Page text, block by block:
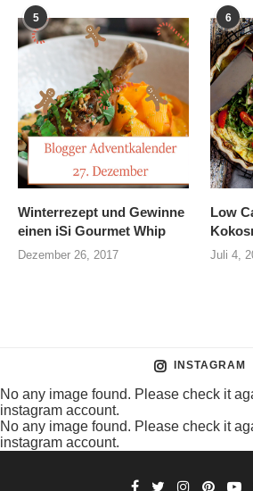
5
Winterrezept und Gewinne
einen iSi Gourmet Whip
Dezember 26, 2017
6
Low
Juli 4,
INSTAGRAM
No any image found. Please check it
instagram account.
No any image found. Please check it
instagram account.